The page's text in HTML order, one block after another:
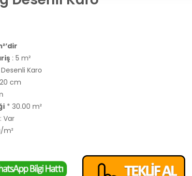
: 5 m²
Desenli Karo
cm
* 30.00 m²
Var
m²